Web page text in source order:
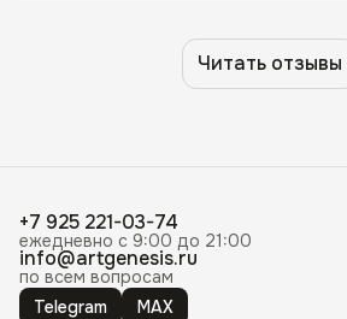
Читать отзывы
+7 925 221-03-74
ежедневно с 9:00 до 21:00
info@artgenesis.ru
по всем вопросам
Telegram
MAX